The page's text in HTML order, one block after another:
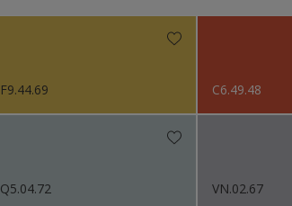
F9.44.69 C6.49.48
Q5.04.72 VN.02.67